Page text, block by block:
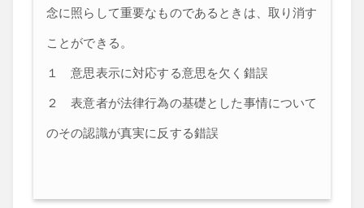
念に照らして重要なものであるときは、取り消す
ことができる。
１ 意思表示に対応する意思を欠く錯誤
２ 表意者が法律行為の基礎とした事情について
のその認識が真実に反する錯誤